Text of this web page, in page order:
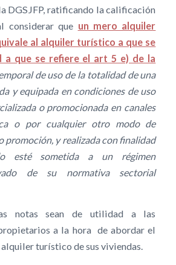
DGSJFP, ratificando la calificación
considerar que un mero alquiler
al alquiler turístico a que se
a que se refiere el art 5 e) de la
de uso de la totalidad de una
y equipada en condiciones de uso
o promocionada en canales
o por cualquier otro modo de
promoción, y realizada con finalidad
esté sometida a un régimen
de su normativa sectorial
notas sean de utilidad a las
a la hora de abordar el
turístico de sus viviendas.